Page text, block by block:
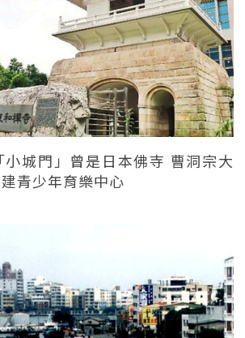
小城門」曾是日本佛寺 曹洞宗大
青少年育樂中心